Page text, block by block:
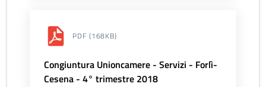
PDF (168KB)
Congiuntura Unioncamere - Servizi - Forlì-
Cesena - 4° trimestre 2018